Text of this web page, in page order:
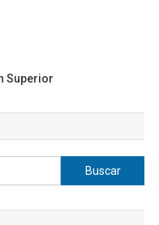
Superior
Buscar: